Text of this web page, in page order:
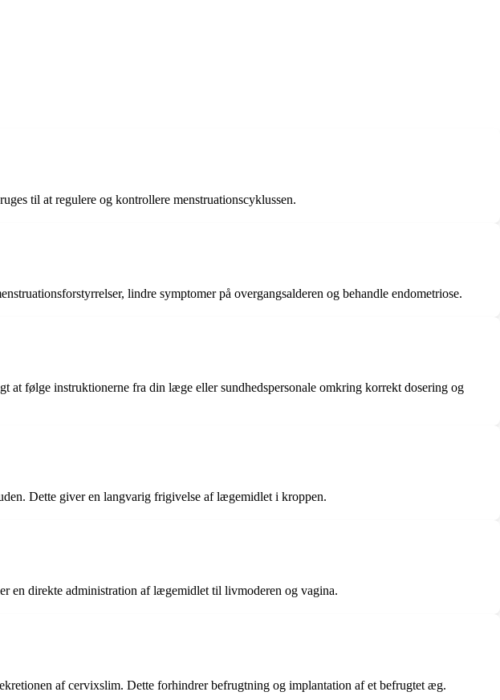
til at regulere og kontrollere menstruationscyklussen.
lindre symptomer på overgangsalderen og behandle endometriose.
at følge instruktionerne fra din læge eller sundhedspersonale omkring korrekt dosering og
Dette giver en langvarig frigivelse af lægemidlet i kroppen.
en direkte administration af lægemidlet til livmoderen og vagina.
af cervixslim. Dette forhindrer befrugtning og implantation af et befrugtet æg.